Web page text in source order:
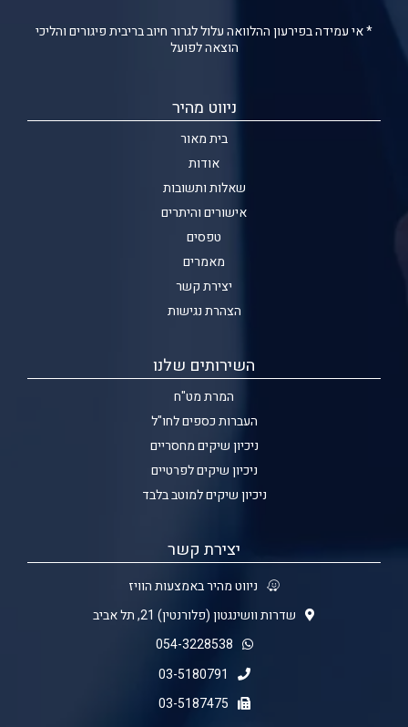
* אי עמידה בפירעון ההלוואה עלול לגרור חיוב בריבית פיגורים והליכי
הוצאה לפועל
ניווט מהיר
בית מאור
אודות
שאלות ותשובות
אישורים והיתרים
טפסים
מאמרים
יצירת קשר
הצהרת נגישות
השירותים שלנו
המרת מט"ח
העברות כספים לחו"ל
ניכיון שיקים מחסריים
ניכיון שיקים לפרטיים
ניכיון שיקים למוטב בלבד
יצירת קשר
ניווט מהיר באמצעות הוויז
שדרות וושינגטון (פלורנטין) 21, תל אביב
054-3228538
03-5180791
03-5187475